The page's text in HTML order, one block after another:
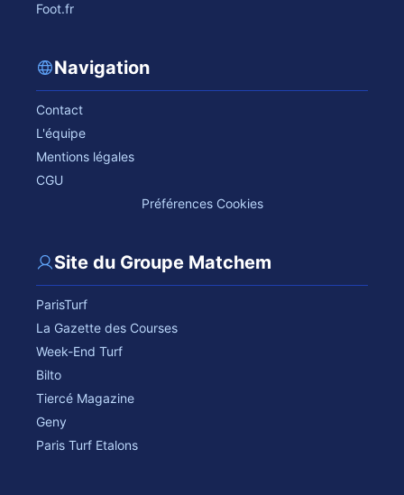
Foot.fr
Navigation
Contact
L'équipe
Mentions légales
CGU
Préférences Cookies
Site du Groupe Matchem
ParisTurf
La Gazette des Courses
Week-End Turf
Bilto
Tiercé Magazine
Geny
Paris Turf Etalons